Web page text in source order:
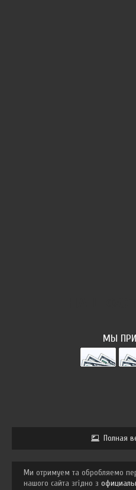
МЫ
Полная
Ми отримуем та обробляемо
нашого сайта згідно з